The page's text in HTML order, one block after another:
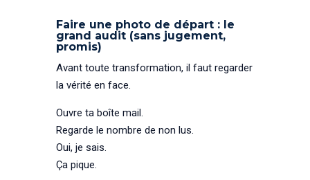
Faire une photo de départ : le
grand audit (sans jugement,
promis)
Avant toute transformation, il faut regarder
la vérité en face.
Ouvre ta boîte mail.
Regarde le nombre de non lus.
Oui, je sais.
Ça pique.